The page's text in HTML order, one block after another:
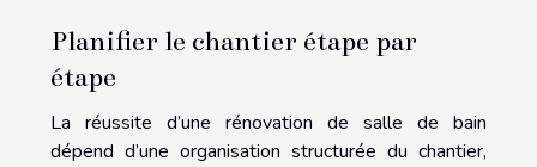
Planifier le chantier étape par
étape
La réussite d’une rénovation de salle de bain
dépend d’une organisation structurée du chantier,